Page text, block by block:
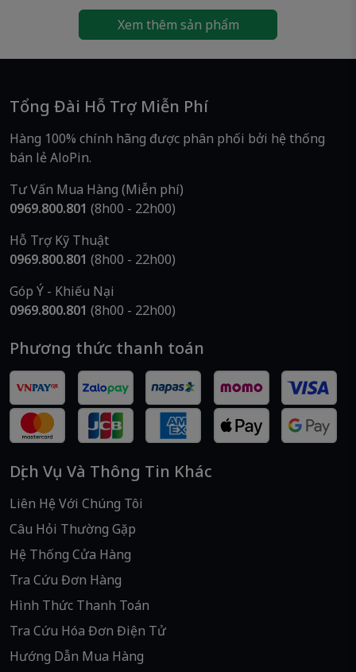
Giao nhanh 2–4 ngày toàn quốc, đóng gói cẩn
📞Thông Tin Liên Hệ – AloPin
AloPin– Chuyên cung cấp pin chính hãng, giá tốt –
giao nhanh
📍 Địa chỉ:
223/2 Bình Trị Đông, Phường Bình Trị Đông,
TP.HCM(Địa chỉ cũ: 223 Bình Trị Đông, Bình Trị Đông A,
Bình Tân, TP.HCM)
📞Hotline/Zalo:
🌐Website: www.alopin.vn
Pin Panasonic Evolta AA / LR6EG 1.5V
năng lượng bền bỉ, an toàn và đáng tin cậy cho mọi
thiết bị. Mua ngay tại
vụ tận tâm!
Xem thêm sản phẩm
Tổng Đài Hỗ Trợ Miễn Phí
Hàng 100% chính hãng được phân phối bởi hệ thống
bán lẻ AloPin.
Tư Vấn Mua Hàng (Miễn phí)
0969.800.801 (8h00 - 22h00)
Hỗ Trợ Kỹ Thuật
0969.800.801 (8h00 - 22h00)
Góp Ý - Khiếu Nại
0969.800.801 (8h00 - 22h00)
Phương thức thanh toán
Dịch Vụ Và Thông Tin Khác
Liên Hệ Với Chúng Tôi
Câu Hỏi Thường Gặp
Hệ Thống Cửa Hàng
Tra Cứu Đơn Hàng
Hình Thức Thanh Toán
Tra Cứu Hóa Đơn Điện Tử
Hướng Dẫn Mua Hàng